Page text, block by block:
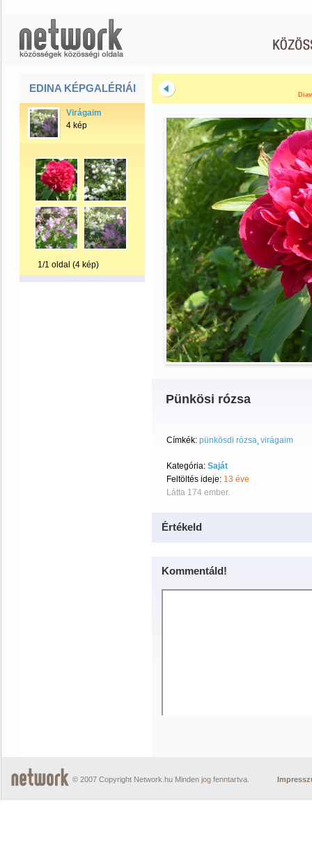
EDINA KÉPGALÉRIÁI
Virágaim
4 kép
1/1 oldal (4 kép)
Pünkösi rózsa
Címkék: pünkösdi rózsa virágaim
Kategória: Saját
Feltöltés ideje: 13 éve
Látta 174 ember.
Értékeld
Kommentáld!
© 2007 Copyright Network.hu Minden jog fenntartva.